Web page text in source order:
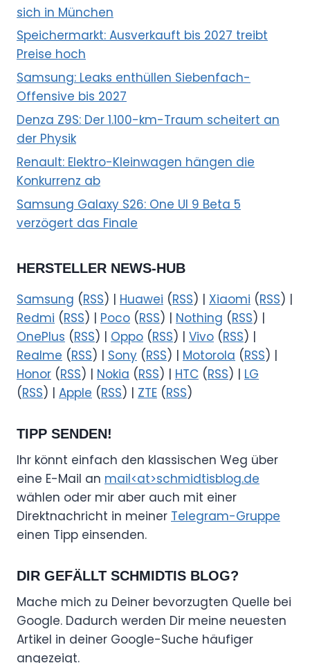
sich in München
Speichermarkt: Ausverkauft bis 2027 treibt
Preise hoch
Samsung: Leaks enthüllen Siebenfach-
Offensive bis 2027
Denza Z9S: Der 1.100-km-Traum scheitert an
der Physik
Renault: Elektro-Kleinwagen hängen die
Konkurrenz ab
Samsung Galaxy S26: One UI 9 Beta 5
verzögert das Finale
HERSTELLER NEWS-HUB
Samsung (RSS) | Huawei (RSS) | Xiaomi (RSS) |
Redmi (RSS) | Poco (RSS) | Nothing (RSS) |
OnePlus (RSS) | Oppo (RSS) | Vivo (RSS) |
Realme (RSS) | Sony (RSS) | Motorola (RSS) |
Honor (RSS) | Nokia (RSS) | HTC (RSS) | LG
(RSS) | Apple (RSS) | ZTE (RSS)
TIPP SENDEN!
Ihr könnt einfach den klassischen Weg über
eine E-Mail an mail<at>schmidtisblog.de
wählen oder mir aber auch mit einer
Direktnachricht in meiner Telegram-Gruppe
einen Tipp einsenden.
DIR GEFÄLLT SCHMIDTIS BLOG?
Mache mich zu Deiner bevorzugten Quelle bei
Google. Dadurch werden Dir meine neuesten
Artikel in deiner Google-Suche häufiger
angezeigt.